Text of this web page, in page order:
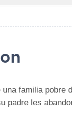
una familia pobre
padre les